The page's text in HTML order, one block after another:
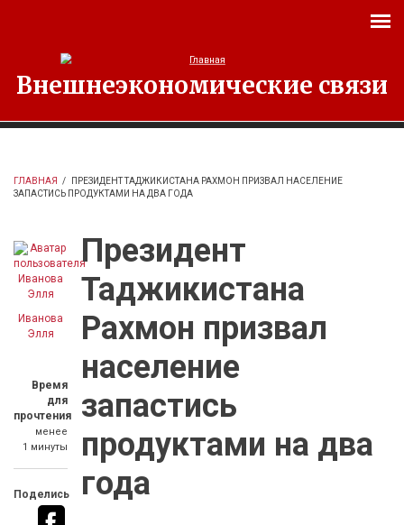
Внешнеэкономические связи
ГЛАВНАЯ /
ПРЕЗИДЕНТ ТАДЖИКИСТАНА РАХМОН ПРИЗВАЛ НАСЕЛЕНИЕ
ЗАПАСТИСЬ ПРОДУКТАМИ НА ДВА ГОДА
Иванова
Элля
Время
для
прочтения
менее
1 минуты
Поделись
Президент
Таджикистана
Рахмон призвал
население
запастись
продуктами на два
года